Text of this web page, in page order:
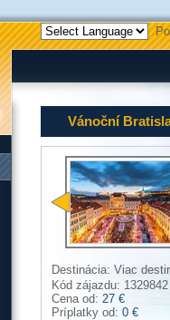
Vánoční
Destinácia: Viac
Kód zájazdu: 1329842
Cena od: 27 €
Príplatky od: 0 €